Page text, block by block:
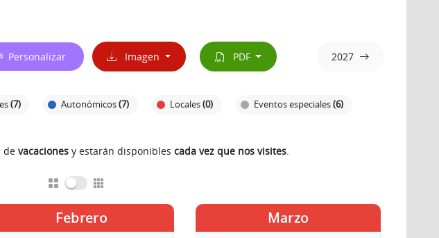
Febrero Marzo
devacaciones y estarán disponiblescada vez que nos visites
Personalizar Imagen PDF 2027
(7) Autonómicos(7) Locales(0) Eventos especiales(6)